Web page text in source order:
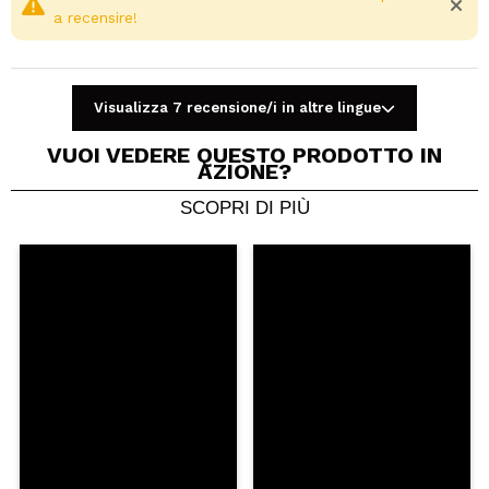
Condividi un video o una foto
Il tuo video potrebbe essere il primo. Immaginalo...
a recensire!
Visualizza 7 recensione/i in altre lingue
VUOI VEDERE QUESTO PRODOTTO IN
AZIONE?
SCOPRI DI PIÙ